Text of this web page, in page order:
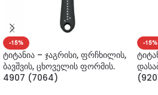
-15%
ტიტანია – ჯაგრისი, ფრჩხილის,
ბავშვის, ცხოველის ფორმის.
4907 (7064)
-15%